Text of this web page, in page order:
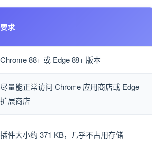
要求
Chrome 88+ 或 Edge 88+ 版本
尽量能正常访问 Chrome 应用商店或 Edge
扩展商店
插件大小约 371 KB，几乎不占用存储